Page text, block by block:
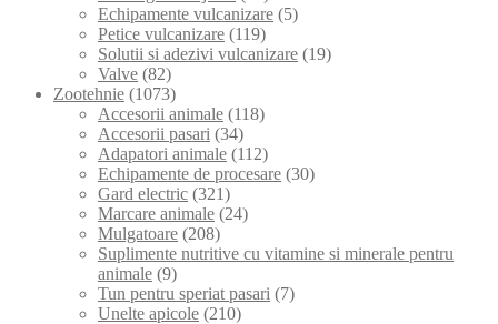
Echipamente vulcanizare (5)
Petice vulcanizare (119)
Solutii si adezivi vulcanizare (19)
Valve (82)
Zootehnie (1073)
Accesorii animale (118)
Accesorii pasari (34)
Adapatori animale (112)
Echipamente de procesare (30)
Gard electric (321)
Marcare animale (24)
Mulgatoare (208)
Suplimente nutritive cu vitamine si minerale pentru
animale (9)
Tun pentru speriat pasari (7)
Unelte apicole (210)